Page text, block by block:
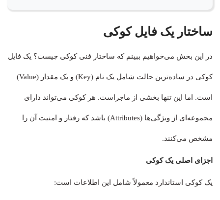
ساختار یک فایل کوکی
در این بخش می‌خواهیم ببینم که ساختار فنی کوکی چیست؟ یک فایل
کوکی در ساده‌ترین حالت شامل یک نام (Key) و یک مقدار (Value)
است. اما این تنها بخشی از ماجراست. هر کوکی می‌تواند دارای
مجموعه‌ای از ویژگی‌ها (Attributes) باشد که رفتار و امنیت آن را
مشخص می‌کنند.
اجزای اصلی یک کوکی
یک کوکی استاندارد معمولاً شامل این اطلاعات است: